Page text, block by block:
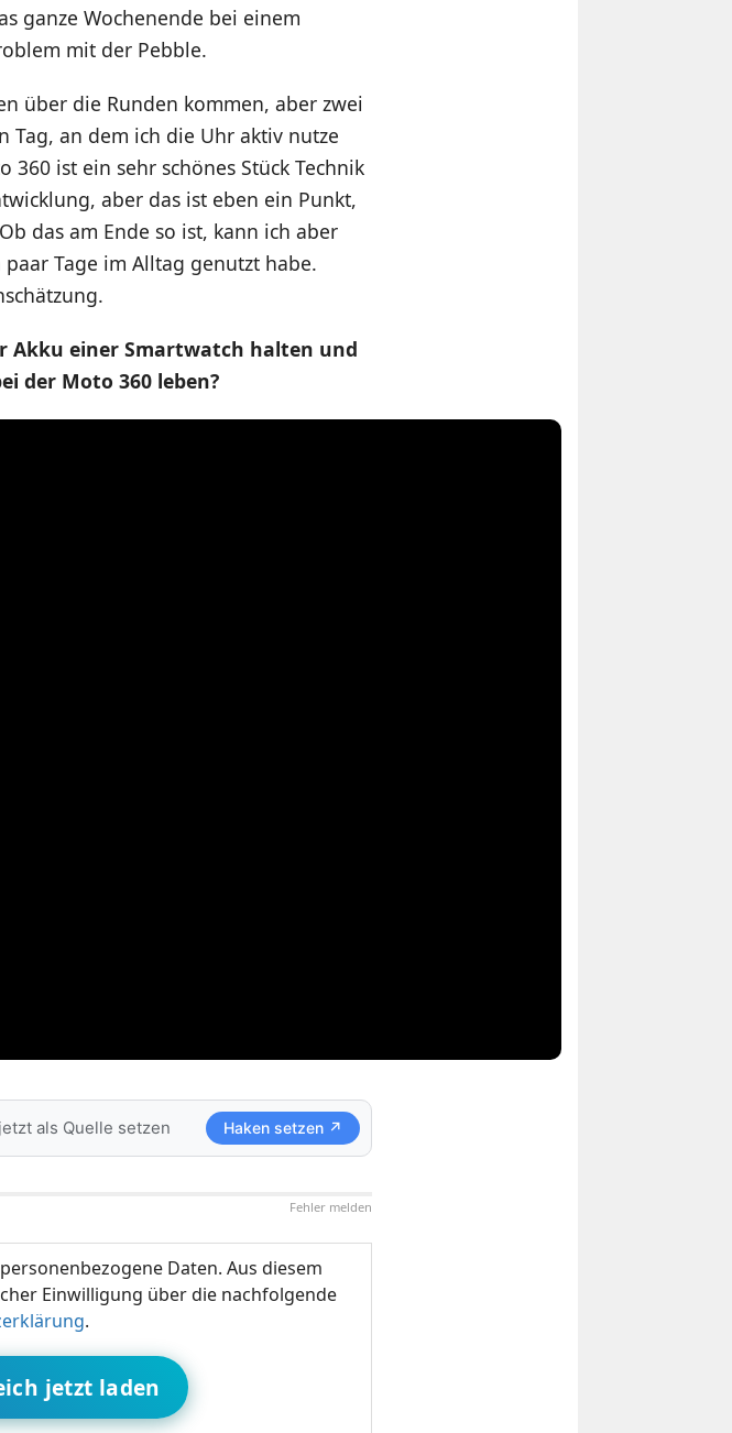
ganze Wochenende bei einem
mit der Pebble.
über die Runden kommen, aber zwei
Tag, an dem ich die Uhr aktiv nutze
ist ein sehr schönes Stück Technik
aber das ist eben ein Punkt,
das am Ende so ist, kann ich aber
Tage im Alltag genutzt habe.
Akku einer Smartwatch halten und
der Moto 360 leben?
als Quelle setzen Haken setzen ↗
Fehler melden
Daten. Aus diesem
Einwilligung über die nachfolgende
.
jetzt laden